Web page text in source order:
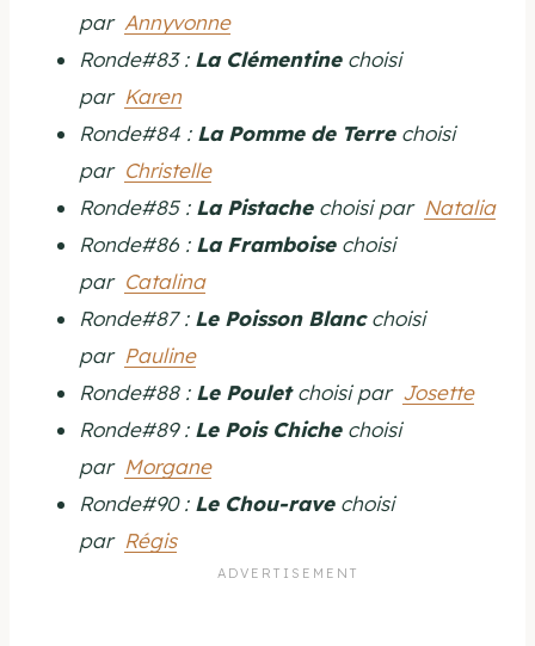
par Annyvonne
Ronde#83 : La Clémentinechoisi
par Karen
Ronde#84 : La Pomme de Terrechoisi
par Christelle
Ronde#85 : La Pistachechoisi par Natalia
Ronde#86 : La Framboisechoisi
par Catalina
Ronde#87 : Le Poisson Blancchoisi
par Pauline
Ronde#88 : Le Pouletchoisi par Josette
Ronde#89 : Le Pois Chichechoisi
par Morgane
Ronde#90 : Le Chou-ravechoisi
par Régis